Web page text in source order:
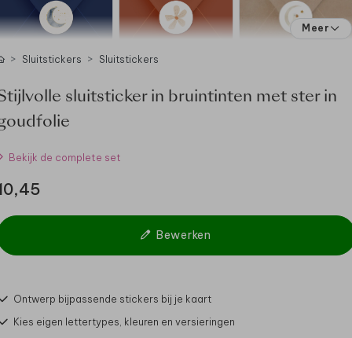
Meer
Sluitstickers Sluitstickers
sluitsticker in bruintinten met ster in
Bekijk de complete set
Bewerken
Ontwerp bijpassende stickers bij je kaart
Kies eigen lettertypes, kleuren en versieringen